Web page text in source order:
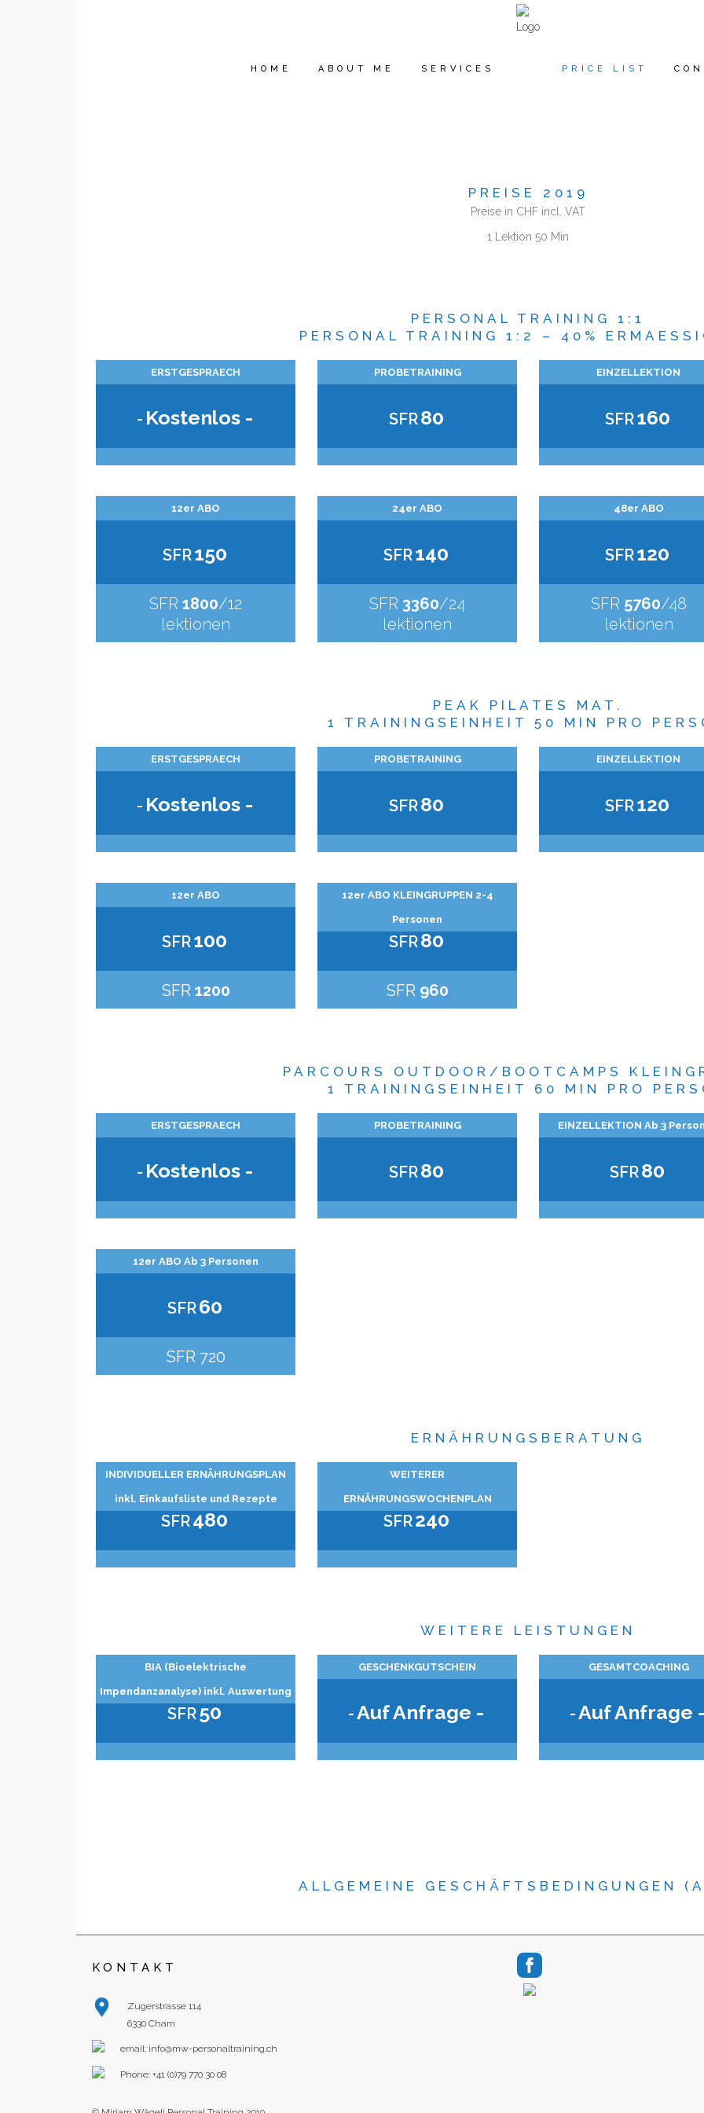
HOME ABOUT ME SERVICES PRICE LIST
PREISE 2019
Preise in CHF incl. VAT
1 Lektion 50 Min
PERSONAL TRAINING 1:1
PERSONAL TRAINING 1:2 – 40%
ERSTGESPRAECH
- Kostenlos -
PROBETRAINING
SFR80
EINZELLEKTION
SFR160
12er ABO
SFR150
SFR1800/12
lektionen
24er ABO
SFR140
SFR 3360/24
lektionen
48er ABO
SFR120
SFR 5760/48
lektionen
PEAK PILATES MAT.
1 TRAININGSEINHEIT 50 MIN PRO
ERSTGESPRAECH
- Kostenlos -
PROBETRAINING
SFR80
EINZELLEKTION
SFR120
12er ABO
SFR100
SFR 1200
12er ABO KLEINGRUPPEN 2-4
Personen
SFR80
SFR 960
PARCOURS OUTDOOR/BOOTCAMPS
1 TRAININGSEINHEIT 60 MIN PRO
ERSTGESPRAECH
- Kostenlos -
PROBETRAINING
SFR80
EINZELLEKTION Ab 3
SFR80
12er ABO Ab 3 Personen
SFR60
SFR 720
ERNÄHRUNGSBERATUNG
INDIVIDUELLER ERNÄHRUNGSPLAN
inkl. Einkaufsliste und Rezepte
SFR480
WEITERER
ERNÄHRUNGSWOCHENPLAN
SFR240
WEITERE LEISTUNGEN
BIA (Bioelektrische
Impendanzanalyse) inkl. Auswertung
SFR50
GESCHENKGUTSCHEIN
-Auf Anfrage -
GESAMTCOACHING
-Auf Anfrage
ALLGEMEINE GESCHÄFTSBEDINGUNGEN
KONTAKT
Zugerstrasse 114
6330 Cham
email: info@mw-personaltraining.ch
Phone: +41 (0)79 770 30 08